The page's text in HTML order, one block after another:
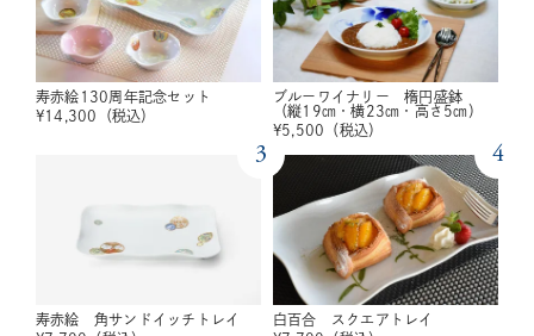
寿赤絵130周年記念セット
¥14,300 （税込）
ブルーワイナリー 楕円盛鉢
（縦19㎝・横23㎝・高さ5㎝）
¥5,500 （税込）
3
寿赤絵 角サンドイッチトレイ
4
白百合 スクエアトレイ